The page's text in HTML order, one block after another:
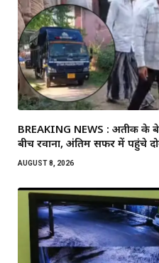
BREAKING NEWS : अतीक के
बीच रवाना, अंतिम सफर में पहुंचे
AUGUST 8, 2026